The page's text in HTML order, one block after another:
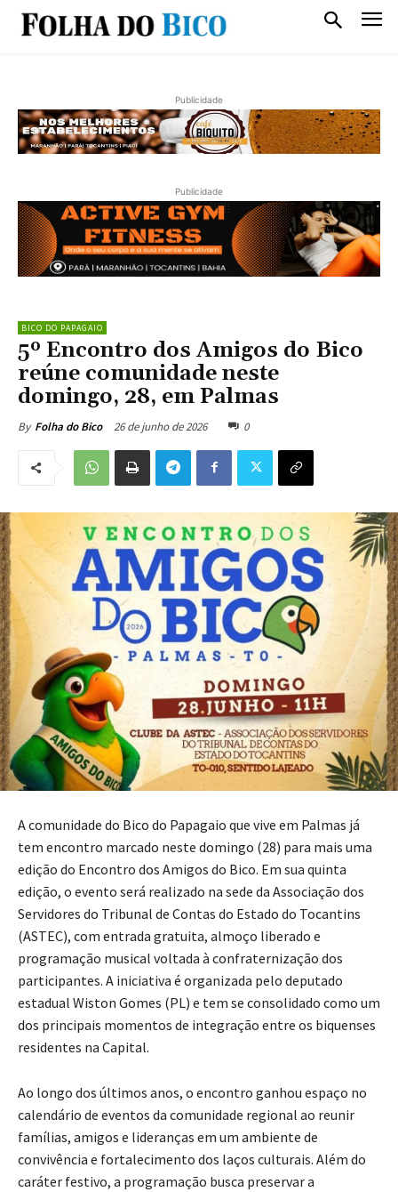
Publicidade
Publicidade
BICO DO PAPAGAIO
5º Encontro dos Amigos do Bico
reúne comunidade neste
domingo, 28, em Palmas
By Folha do Bico 26 de junho de 2026 0
A comunidade do Bico do Papagaio que vive em Palmas já
tem encontro marcado neste domingo (28) para mais uma
edição do Encontro dos Amigos do Bico. Em sua quinta
edição, o evento será realizado na sede da Associação dos
Servidores do Tribunal de Contas do Estado do Tocantins
(ASTEC), com entrada gratuita, almoço liberado e
programação musical voltada à confraternização dos
participantes. A iniciativa é organizada pelo deputado
estadual Wiston Gomes (PL) e tem se consolidado como um
dos principais momentos de integração entre os biquenses
residentes na Capital.
Ao longo dos últimos anos, o encontro ganhou espaço no
calendário de eventos da comunidade regional ao reunir
famílias, amigos e lideranças em um ambiente de
convivência e fortalecimento dos laços culturais. Além do
caráter festivo, a programação busca preservar a